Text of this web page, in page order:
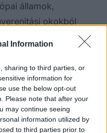
Information
sharing to third parties, or
information for
use the below opt-out
Please note that after your
may continue seeing
information utilized by
to third parties prior to
államok,
okokból
hogy nem lépnek
Társulás
gazdasági
és a kétoldalú
valamint
(EGT) révén